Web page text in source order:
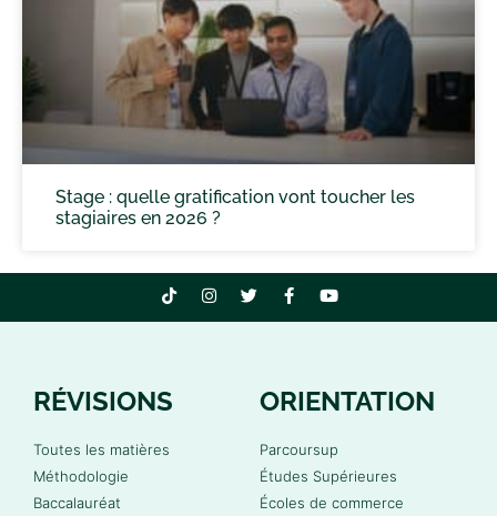
Stage : quelle gratification vont toucher les
stagiaires en 2026 ?
RÉVISIONS
Toutes les matières
Méthodologie
Baccalauréat
ORIENTATION
Parcoursup
Études Supérieures
Écoles de commerce